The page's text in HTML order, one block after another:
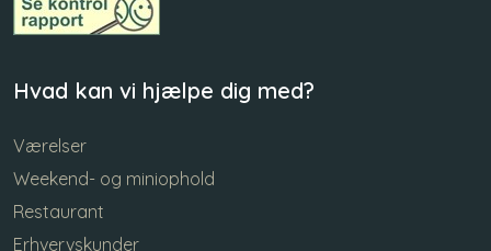
Hvad kan vi hjælpe dig med?
Værelser
Weekend- og miniophold
Restaurant
Erhvervskunder